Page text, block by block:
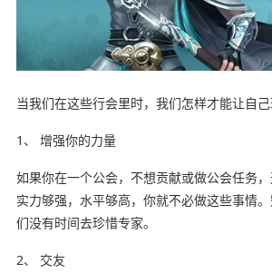
当我们在这些行会里时，我们怎样才能让自己
1、 增强你的力量
如果你在一个公会，不想贡献或做公会任务
实力够强，水平够高，你就不必做这些事情
们没有时间去珍惜专家。
2、 交友